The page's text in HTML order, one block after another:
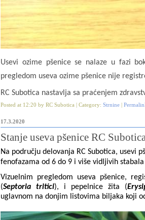
Usevi ozime pšenice se nalaze u fazi
pregledom useva ozime pšenice nije
RC Subotica nastavlja sa praćenjem
Posted at 12:20 by RC Subotica | Category: Strnine
17.3.2020
Stanje useva pšenice RC
Na području delovanja RC Subotica, usevi
fenofazama od 6 do 9 i više vidljivih stabala
Vizuelnim pregledom useva pšenice,
(Septoria tritici), i pepelnice žita (
uglavnom na donjim listovima biljaka koji